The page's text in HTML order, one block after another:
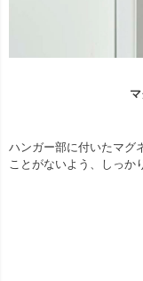
ハンガー部に付いたマグ
ことがないよう、しっか